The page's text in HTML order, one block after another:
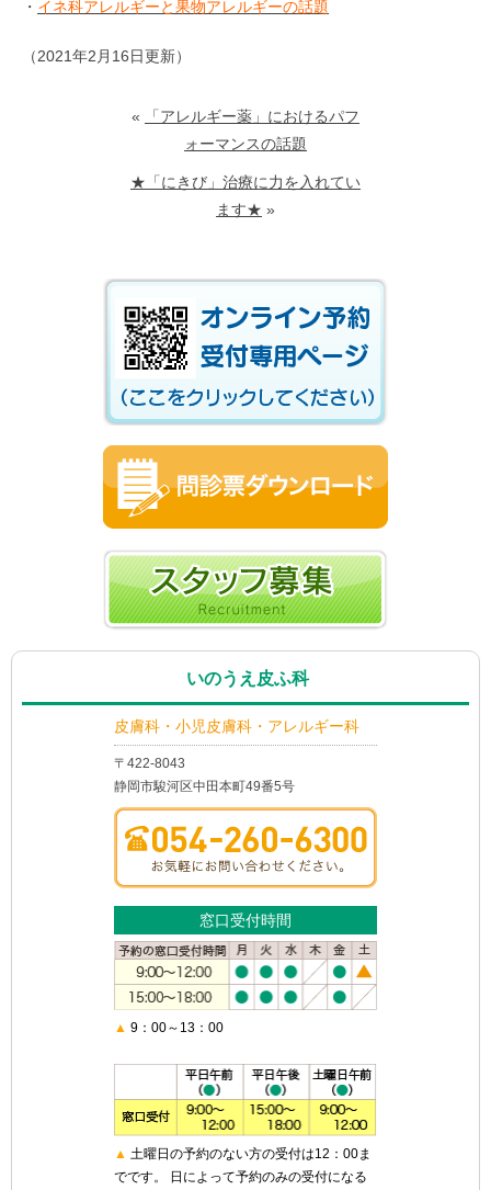
・ イネ科アレルギーと果物アレルギーの話題
（2021年2月16日更新）
«
「アレルギー薬」におけるパフ
ォーマンスの話題
★「にきび」治療に力を入れてい
ます★ »
いのうえ皮ふ科
皮膚科・小児皮膚科・アレルギー科
〒422-8043
静岡市駿河区中田本町49番5号
窓口受付時間
▲ 9：00～13：00
▲ 土曜日の予約のない方の受付は12：00ま
でです。 日によって予約のみの受付になる